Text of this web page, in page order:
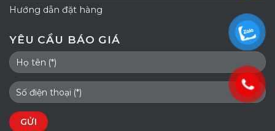
Hướng dẫn đặt hàng
YÊU CẦU BÁO GIÁ